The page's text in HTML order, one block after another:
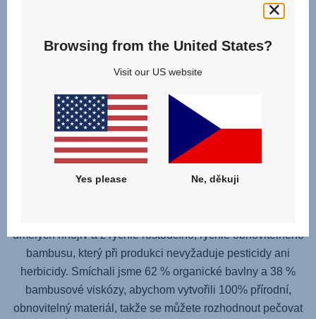
BEZBEZPEČNOST AUTOMOBILŮ, KTERÁ
PEČUJE O PLANETU
Chraňte své dítě a životní prostředí s našimi LETNÍMI
umělých hnojiv a z rychle rostoucího, rychle obnovitelného
bambusu, který při produkci nevyžaduje pesticidy ani
herbicidy. Smíchali jsme 62 % organické bavlny a 38 %
bambusové viskózy, abychom vytvořili 100% přírodní,
obnovitelný materiál, takže se můžete rozhodnout pečovat
Browsing from the United States?
Visit our US website
Yes please Ne, děkuji